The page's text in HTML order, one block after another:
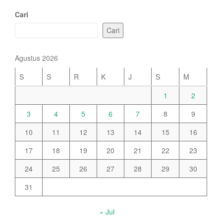
Cari
Cari
Agustus 2026
S
S R K J S
M
1
2
3
4 5 6 7 8
9
10
11 12 13 14 15
16
17
18 19 20 21 22
23
24
25 26 27 28 29
30
31
« Jul